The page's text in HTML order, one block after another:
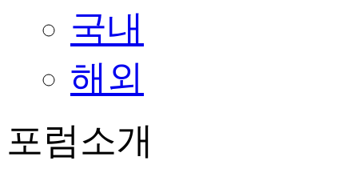
국내
해외
포럼소개